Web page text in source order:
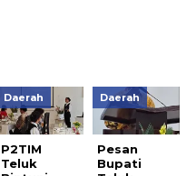
Daerah
P2TIM
Teluk
Daerah
Pesan
Bupati